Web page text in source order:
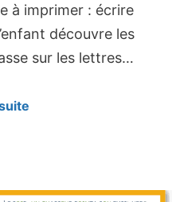
à imprimer : écrire
découvre les
sur les lettres…